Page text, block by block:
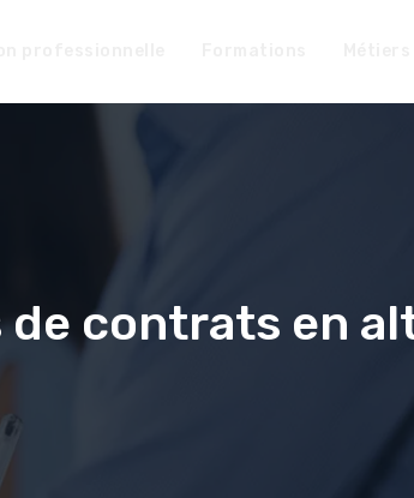
contrats en